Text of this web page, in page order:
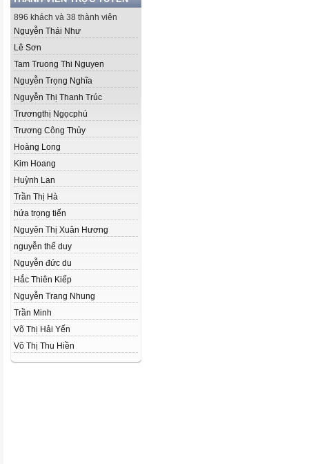
896 khách và 38 thành viên
Nguyễn Thái Như
Lê Sơn
Tam Truong Thi Nguyen
Nguyễn Trọng Nghĩa
Nguyễn Thị Thanh Trúc
Trươngthị Ngọcphú
Trương Công Thủy
Hoàng Long
Kim Hoang
Huỳnh Lan
Trần Thị Hà
hứa trọng tiến
Nguyên Thị Xuân Hương
nguyễn thế duy
Nguyễn đức du
Hắc Thiên Kiếp
Nguyễn Trang Nhung
Trần Minh
Võ Thị Hải Yến
Võ Thị Thu Hiền